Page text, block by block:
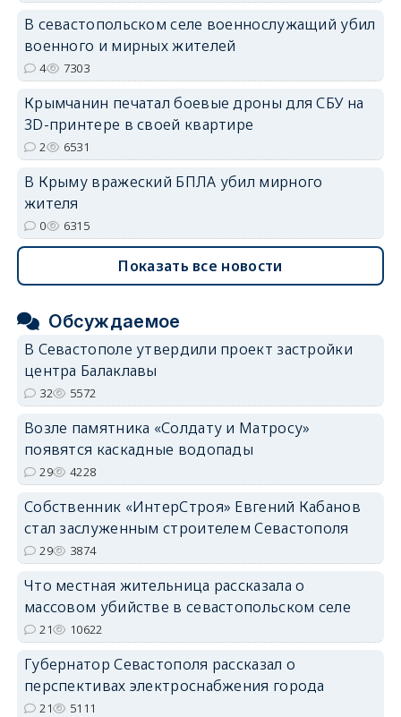
В севастопольском селе военнослужащий убил
военного и мирных жителей
4 7303
Крымчанин печатал боевые дроны для СБУ на
3D-принтере в своей квартире
2 6531
В Крыму вражеский БПЛА убил мирного
жителя
0 6315
Показать все новости
Обсуждаемое
В Севастополе утвердили проект застройки
центра Балаклавы
32 5572
Возле памятника «Солдату и Матросу»
появятся каскадные водопады
29 4228
Собственник «ИнтерСтроя» Евгений Кабанов
стал заслуженным строителем Севастополя
29 3874
Что местная жительница рассказала о
массовом убийстве в севастопольском селе
21 10622
Губернатор Севастополя рассказал о
перспективах электроснабжения города
21 5111